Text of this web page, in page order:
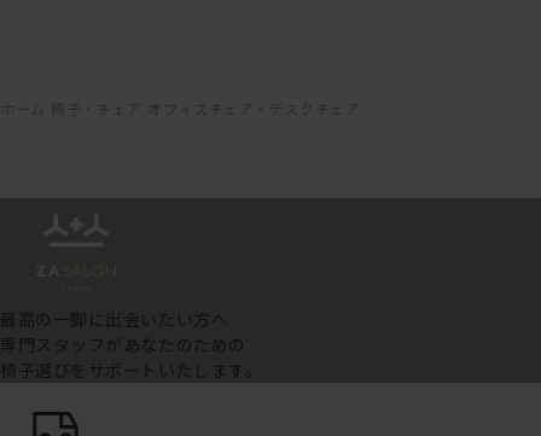
ホーム 椅子・チェア オフィスチェア・デスクチェア
最高の一脚に出会いたい方へ
専門スタッフがあなたのための
椅子選びをサポートいたします。